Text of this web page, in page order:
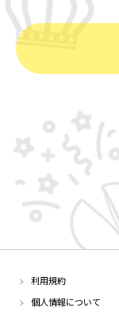
利用規約
個人情報について